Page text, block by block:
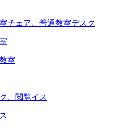
チェア、普通教室デスク
室
、閲覧イス